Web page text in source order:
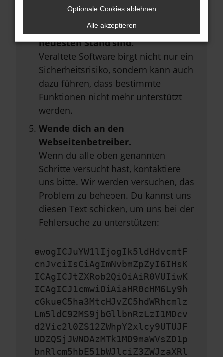
Stelle sicher, dass dein Browser
und dein Betriebssystem auf dem
neuesten Stand sind.
Veraltete Software birgt nicht nur ein
Sicherheitsrisiko, sondern kann auch
dazu führen, dass bestimmte
Funktionen nicht mehr unterstützt
werden.
Wende dich an den
Webseitenbetreiber.
Wenn du alle oben genannten
Schritte versucht hast, kontaktiere
uns bitte. Wir werden versuchen, das
Problem zu beheben. Du kannst uns
diesen Text schicken, um uns bei der
Fehlersuche zu unterstützen:
ewogICJuYW1lIjogIk5ldHdvcmtF
cnJvciIsCiAgImNvbmZpZyI6IHsK
ICAgICJtZXRob2QiOiAiR0VUIiwK
ICAgICJ1cmwiOiAiaHR0cHM6Ly9h
cGkueC5ha3MtcHJvZC5hdWRhcmlz
Lm5ldC92MS9jbGllbnRzLzI1MDcv
d2Vic2l0ZS12ZWhpY2xlcy9UTUJF
UDZQSjJWNDAzMTk1MD9maWVsZD1p
bnRlcm5hbE51bWJlciZ3ZWJzaXRl
Optionale Cookies ablehnen
Alle akzeptieren